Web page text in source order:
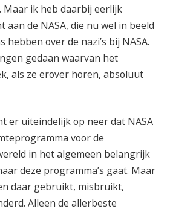
Maar ik heb daarbij eerlijk
aan de NASA, die nu wel in beeld
hebben over de nazi’s bij NASA.
gedaan waarvan het
als ze erover horen, absoluut
er uiteindelijk op neer dat NASA
voor de
in het algemeen belangrijk
deze programma’s gaat. Maar
daar gebruikt, misbruikt,
Alleen de allerbeste